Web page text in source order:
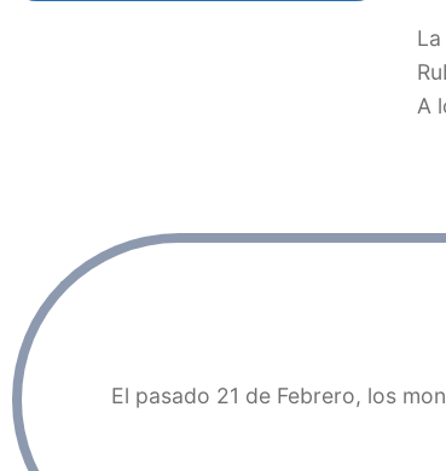
A
El pasado 21 de Febrero, los